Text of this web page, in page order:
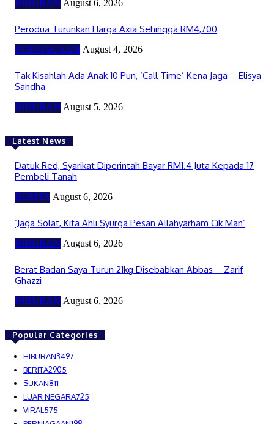
HIBURAN August 6, 2026
Perodua Turunkan Harga Axia Sehingga RM4,700
PERNIAGAAN August 4, 2026
Tak Kisahlah Ada Anak 10 Pun, ‘Call Time’ Kena Jaga – Elisya
Sandha
HIBURAN August 5, 2026
Latest News
Datuk Red, Syarikat Diperintah Bayar RM1.4 Juta Kepada 17
Pembeli Tanah
BERITA August 6, 2026
‘Jaga Solat, Kita Ahli Syurga Pesan Allahyarham Cik Man’
HIBURAN August 6, 2026
Berat Badan Saya Turun 21kg Disebabkan Abbas – Zarif
Ghazzi
HIBURAN August 6, 2026
Popular Categories
HIBURAN3497
BERITA2905
SUKAN811
LUAR NEGARA725
VIRAL 575